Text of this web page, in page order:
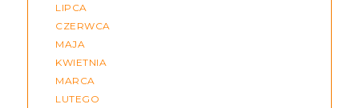
LIPCA
CZERWCA
MAJA
KWIETNIA
MARCA
LUTEGO